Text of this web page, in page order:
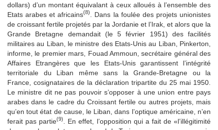
dollars) d’un montant équivalant à ceux alloués à l’ensemble des
Etats arabes et africains(8)
. Dans la foulée des projets unionistes
de croissant fertile projetés par la Jordanie et l’Irak, et alors que la
Grande Bretagne demandait (le 5 février 1951) des facilités
militaires au Liban, le ministre des Etats-Unis au Liban, Pinkerton,
informe, le premier mars, Fouad Ammoun, secrétaire général des
Affaires Etrangères que les Etats-Unis garantissent l’intégrité
territoriale du Liban même sans la Grande-Bretagne ou la
France, co­signataires de la déclaration tripartite du 25 mai 1950.
Le ministre dit ne pas pouvoir s’opposer à une union entre pays
arabes dans le cadre du Croissant fertile ou autres projets, mais
qu’en tout état de cause, le Liban, dans l’optique américaine, n’en
ferait pas partie(9)
. En effet, l’opposition qui a fait de «l’illégitimité